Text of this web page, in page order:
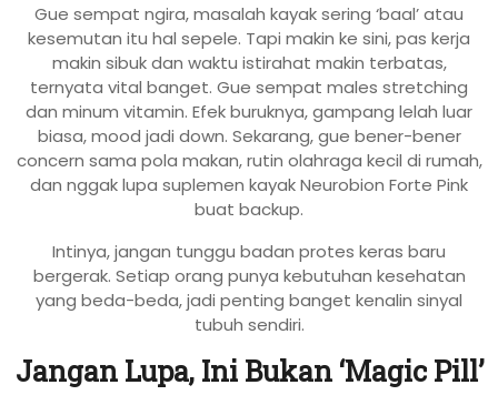
Gue sempat ngira, masalah kayak sering ‘baal’ atau
kesemutan itu hal sepele. Tapi makin ke sini, pas kerja
makin sibuk dan waktu istirahat makin terbatas,
ternyata vital banget. Gue sempat males stretching
dan minum vitamin. Efek buruknya, gampang lelah luar
biasa, mood jadi down. Sekarang, gue bener-bener
concern sama pola makan, rutin olahraga kecil di rumah,
dan nggak lupa suplemen kayak Neurobion Forte Pink
buat backup.
Intinya, jangan tunggu badan protes keras baru
bergerak. Setiap orang punya kebutuhan kesehatan
yang beda-beda, jadi penting banget kenalin sinyal
tubuh sendiri.
Jangan Lupa, Ini Bukan ‘Magic Pill’